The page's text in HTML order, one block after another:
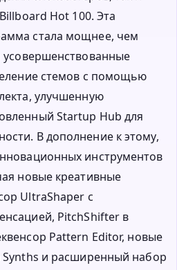
Hot 100. Эта
стала мощнее, чем
усовершенствованные
стемов с помощью
улучшенную
Startup Hub для
В дополнение к этому,
инструментов
новые креативные
UltraShaper с
PitchShifter в
Pattern Editor, новые
и расширенный набор